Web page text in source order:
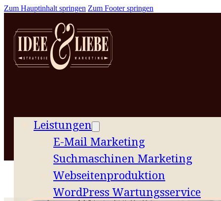
Zum Hauptinhalt springen Zum Footer springen
Leistungen
E-Mail Marketing
Suchmaschinen Marketing
Webseitenproduktion
WordPress Wartungsservice